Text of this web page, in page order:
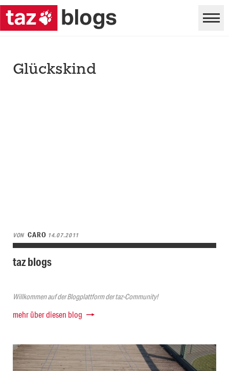
Glückskind
VON CARO 14.07.2011
taz blogs
Willkommen auf der Blogplattform der taz-Community!
mehr über diesen blog